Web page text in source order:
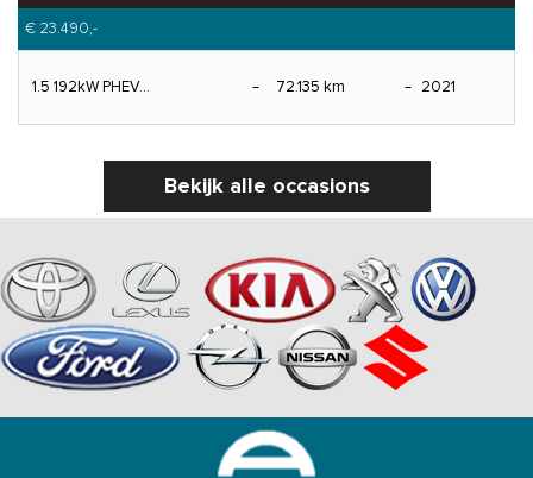
€ 23.490,-
1.5 192kW PHEV... 72.135 km 2021
Bekijk alle occasions